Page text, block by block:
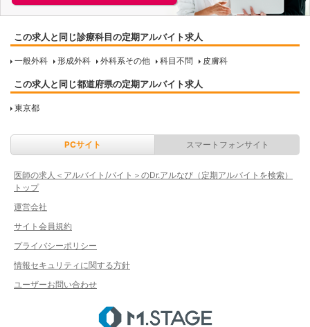
この求人と同じ診療科目の定期アルバイト求人
一般外科 形成外科 外科系その他 科目不問 皮膚科
この求人と同じ都道府県の定期アルバイト求人
東京都
PCサイト スマートフォンサイト
医師の求人＜アルバイト/バイト＞のDr.アルなび（定期アルバイトを検索）
トップ
運営会社
サイト会員規約
プライバシーポリシー
情報セキュリティに関する方針
ユーザーお問い合わせ